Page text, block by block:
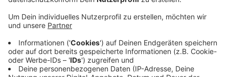
hier etwas passiert? Lieber Daniel und alle anderen:
Die Polizei hat per Hubschrauber einen Verdächtigen
gesucht. Ein Anwohner hatten gegen zwei bei der